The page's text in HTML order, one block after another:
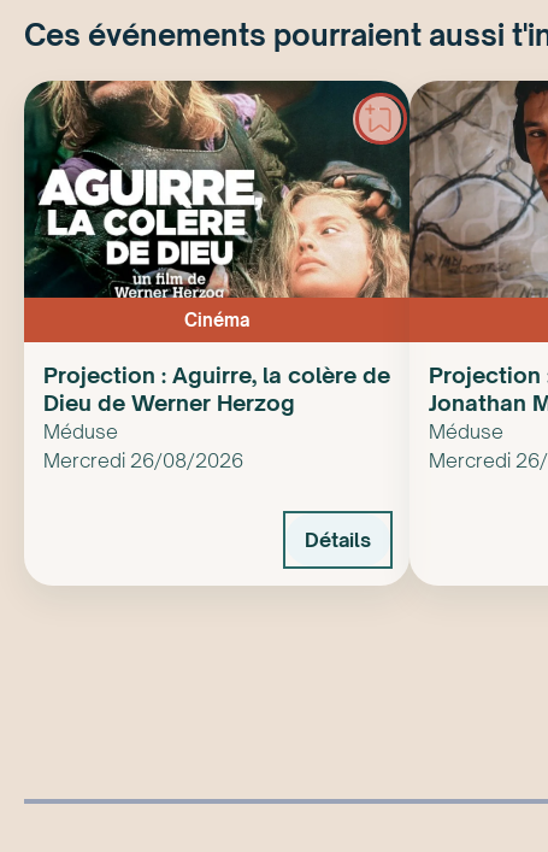
Ces événements pourraient aussi
Cinéma
Projection : Aguirre, la colère de
Dieu de Werner Herzog
Méduse
Mercredi 26/08/2026
Détails
Projection
Jonathan
Méduse
Mercredi